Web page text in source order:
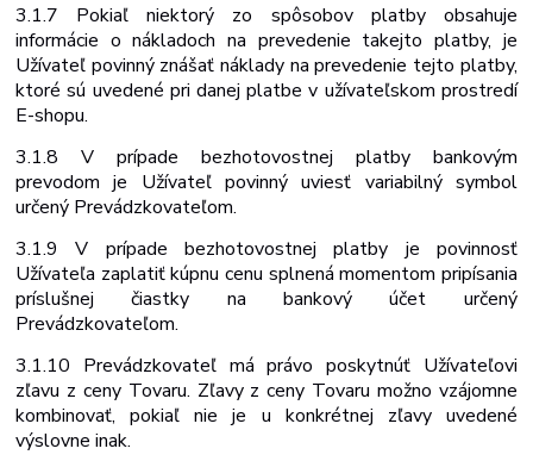
3.1.7 Pokiaľ niektorý zo spôsobov platby obsahuje
informácie o nákladoch na prevedenie takejto platby, je
Užívateľ povinný znášať náklady na prevedenie tejto platby,
ktoré sú uvedené pri danej platbe v užívateľskom prostredí
E-shopu.
3.1.8 V prípade bezhotovostnej platby bankovým
prevodom je Užívateľ povinný uviesť variabilný symbol
určený Prevádzkovateľom.
3.1.9 V prípade bezhotovostnej platby je povinnosť
Užívateľa zaplatiť kúpnu cenu splnená momentom pripísania
príslušnej čiastky na bankový účet určený
Prevádzkovateľom.
3.1.10 Prevádzkovateľ má právo poskytnúť Užívateľovi
zľavu z ceny Tovaru. Zľavy z ceny Tovaru možno vzájomne
kombinovať, pokiaľ nie je u konkrétnej zľavy uvedené
výslovne inak.